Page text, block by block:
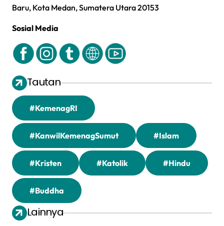
Baru, Kota Medan, Sumatera Utara 20153
Sosial Media
Tautan
#KemenagRI
#KanwilKemenagSumut #Islam
#Kristen #Katolik #Hindu
#Buddha
Lainnya